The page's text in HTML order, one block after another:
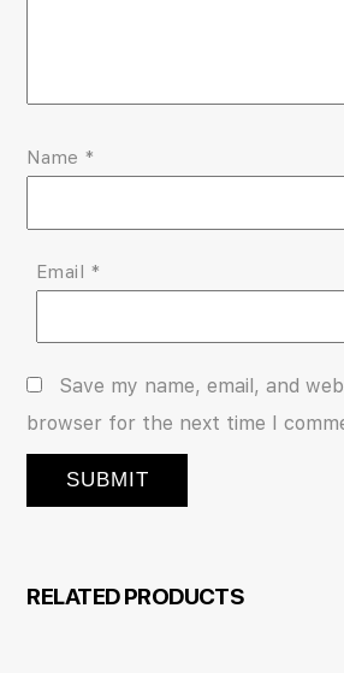
Name *
Email *
Save my name, email, and
browser for the next time I
RELATED PRODUCTS